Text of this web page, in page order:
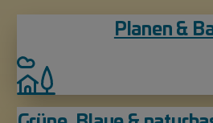
Planen &